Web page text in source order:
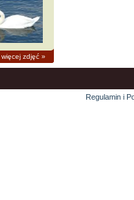
więcej zdjęć »
Regulamin i